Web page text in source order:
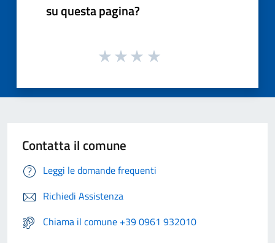
su questa pagina?
Contatta il comune
Leggi le domande frequenti
Richiedi Assistenza
Chiama il comune +39 0961 932010